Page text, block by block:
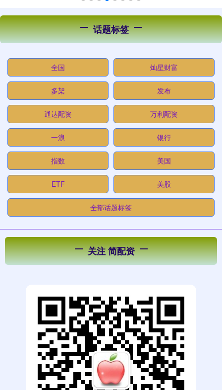
话题标签
全国 灿星财富
多架 发布
通达配资 万利配资
一浪 银行
指数 美国
ETF 美股
全部话题标签
关注 简配资